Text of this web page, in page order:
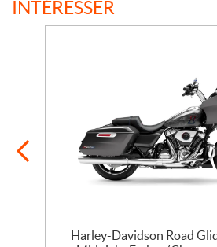
INTÉRESSER
Harley-Davidson Road